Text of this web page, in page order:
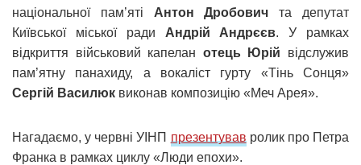
національної пам’яті Антон Дробович та депутат
Київської міської ради Андрій Андрєєв. У рамках
відкриття військовий капелан отець Юрій відслужив
пам’ятну панахиду, а вокаліст гурту «Тінь Сонця»
Сергій Василюк виконав композицію «Меч Арея».
Нагадаємо, у червні УІНП презентував ролик про Петра
Франка в рамках циклу «Люди епохи».